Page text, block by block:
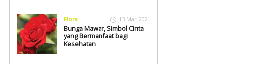
Flora 13 Mar 2021
Bunga Mawar, Simbol Cinta
yang Bermanfaat bagi
Kesehatan